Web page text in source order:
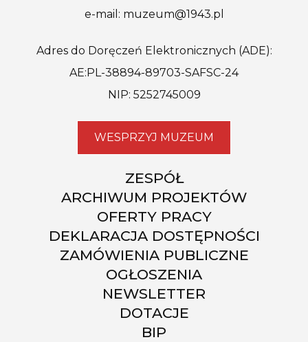
e-mail: muzeum@1943.pl
Adres do Doręczeń Elektronicznych (ADE):
AE:PL-38894-89703-SAFSC-24
NIP: 5252745009
WESPRZYJ MUZEUM
ZESPÓŁ
ARCHIWUM PROJEKTÓW
OFERTY PRACY
DEKLARACJA DOSTĘPNOŚCI
ZAMÓWIENIA PUBLICZNE
OGŁOSZENIA
NEWSLETTER
DOTACJE
BIP